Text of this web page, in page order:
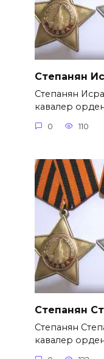
Степанян
Степанян
кавалер
0 110
Степанян
Степанян
кавалер